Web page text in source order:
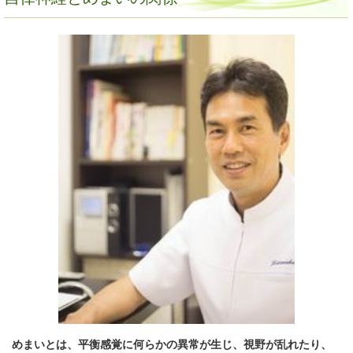
めまいとは、平衡感覚に何らかの異常が生じ、視野が乱れたり、